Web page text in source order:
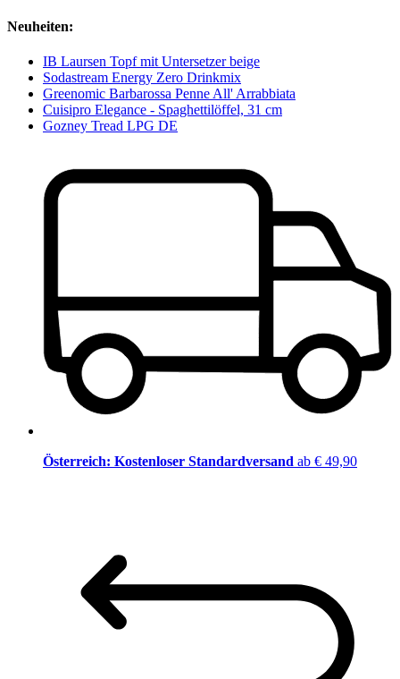
Neuheiten:
IB Laursen Topf mit Untersetzer beige
Sodastream Energy Zero Drinkmix
Greenomic Barbarossa Penne All' Arrabbiata
Cuisipro Elegance - Spaghettilöffel, 31 cm
Gozney Tread LPG DE
Österreich: Kostenloser Standardversand ab € 49,90